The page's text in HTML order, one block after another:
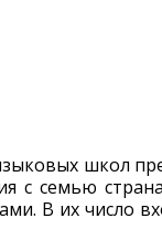
школ
с семью
В их число